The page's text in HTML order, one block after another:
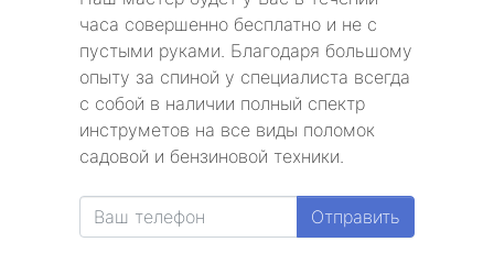
часа совершенно бесплатно и не с
пустыми руками. Благодаря большому
опыту за спиной у специалиста всегда
с собой в наличии полный спектр
инструметов на все виды поломок
садовой и бензиновой техники.
Отправить